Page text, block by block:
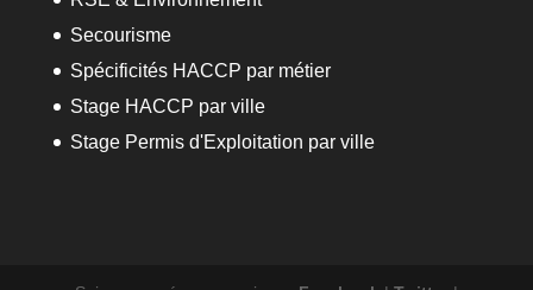
Secourisme
Spécificités HACCP par métier
Stage HACCP par ville
Stage Permis d'Exploitation par ville